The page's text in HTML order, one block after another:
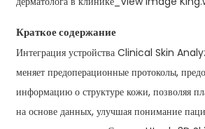
Краткое содержание
Интеграция устройства Clinical Skin
меняет предоперационные протоколы,
информацию о структуре кожи, позволяя
на основе данных, улучшая понимание